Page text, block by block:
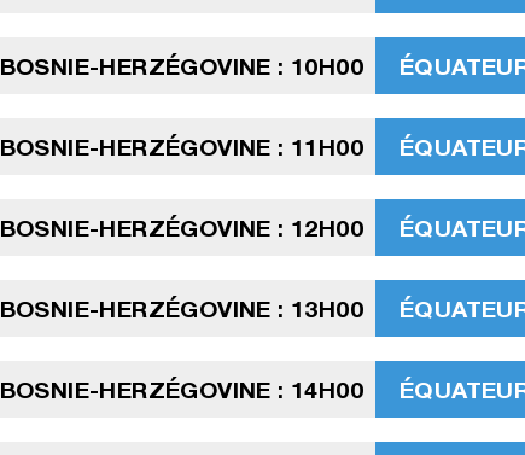
BOSNIE-HERZÉGOVINE : 10H00
BOSNIE-HERZÉGOVINE : 11H00
BOSNIE-HERZÉGOVINE : 12H00
BOSNIE-HERZÉGOVINE : 13H00
BOSNIE-HERZÉGOVINE : 14H00